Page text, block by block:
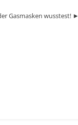
Gasmasken wusstest! ►